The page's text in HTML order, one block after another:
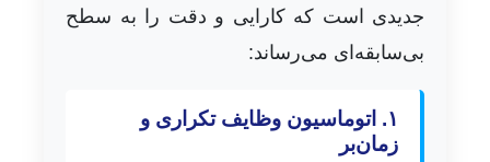
جدیدی است که کارایی و دقت را به سطح
بی‌سابقه‌ای می‌رساند:
۱. اتوماسیون وظایف تکراری و
زمان‌بر